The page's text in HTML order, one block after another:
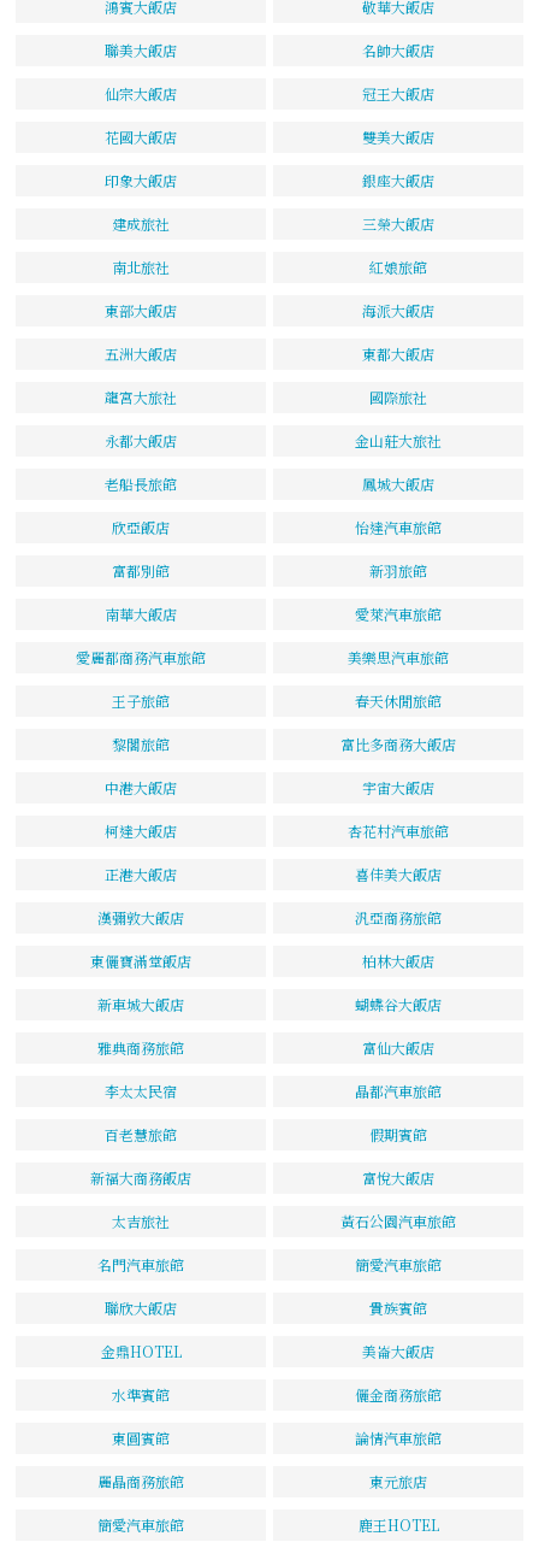
鴻賓大飯店 敬華大飯店
聯美大飯店 名帥大飯店
仙宗大飯店 冠王大飯店
花國大飯店 雙美大飯店
印象大飯店 銀座大飯店
建成旅社 三榮大飯店
南北旅社 紅娘旅館
東部大飯店 海派大飯店
五洲大飯店 東都大飯店
龍宮大旅社 國際旅社
永都大飯店 金山莊大旅社
老船長旅館 鳳城大飯店
欣亞飯店 怡達汽車旅館
富都別館 新羽旅館
南華大飯店 愛萊汽車旅館
愛麗都商務汽車旅館 美樂思汽車旅館
王子旅館 春天休閒旅館
黎閣旅館 富比多商務大飯店
中港大飯店 宇宙大飯店
柯達大飯店 杏花村汽車旅館
正港大飯店 喜佳美大飯店
漢彌敦大飯店 汎亞商務旅館
東儷寶滿堂飯店 柏林大飯店
新車城大飯店 蝴蝶谷大飯店
雅典商務旅館 富仙大飯店
李太太民宿 晶都汽車旅館
百老慧旅館 假期賓館
新福大商務飯店 富悅大飯店
太吉旅社 黃石公園汽車旅館
名門汽車旅館 簡愛汽車旅館
聯欣大飯店 貴族賓館
金鼎HOTEL 美崙大飯店
水準賓館 儷金商務旅館
東圓賓館 論情汽車旅館
麗晶商務旅館 東元旅店
簡愛汽車旅館 鹿王HOTEL